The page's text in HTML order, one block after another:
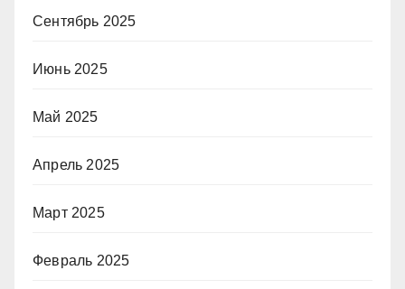
Сентябрь 2025
Июнь 2025
Май 2025
Апрель 2025
Март 2025
Февраль 2025